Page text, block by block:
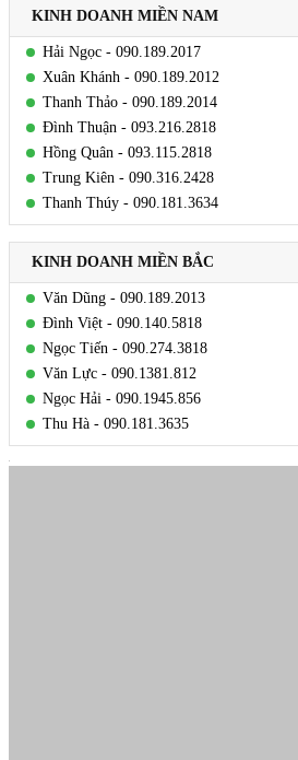
KINH DOANH MIỀN NAM
Hải Ngọc - 090.189.2017
Xuân Khánh - 090.189.2012
Thanh Thảo - 090.189.2014
Đình Thuận - 093.216.2818
Hồng Quân - 093.115.2818
Trung Kiên - 090.316.2428
Thanh Thúy - 090.181.3634
KINH DOANH MIỀN BẮC
Văn Dũng - 090.189.2013
Đình Việt - 090.140.5818
Ngọc Tiến - 090.274.3818
Văn Lực - 090.1381.812
Ngọc Hải - 090.1945.856
Thu Hà - 090.181.3635